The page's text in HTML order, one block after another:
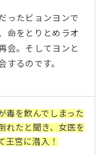
ったビョンヨンで
命をとりとめラオ
会。そしてヨンと
するのです。
毒を飲んでしまった
れたと聞き、女医を
王宮に潜入！